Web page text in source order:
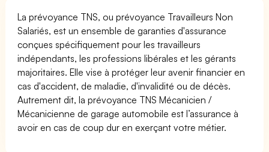
La prévoyance TNS, ou prévoyance Travailleurs Non
Salariés, est un ensemble de garanties d'assurance
conçues spécifiquement pour les travailleurs
indépendants, les professions libérales et les gérants
majoritaires. Elle vise à protéger leur avenir financier en
cas d'accident, de maladie, d'invalidité ou de décès.
Autrement dit, la prévoyance TNS Mécanicien /
Mécanicienne de garage automobile est l’assurance à
avoir en cas de coup dur en exerçant votre métier.